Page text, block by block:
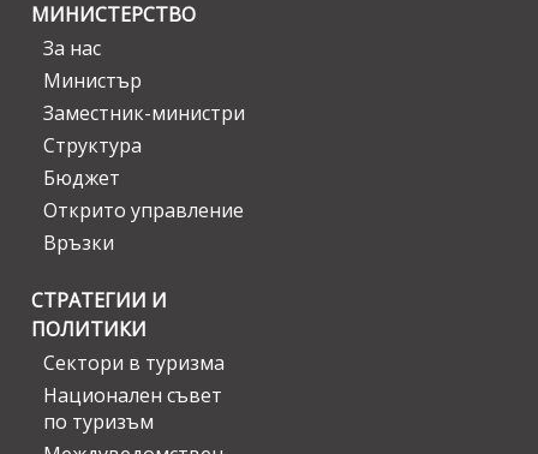
МИНИСТЕРСТВО
За нас
Министър
Заместник-министри
Структура
Бюджет
Открито управление
Връзки
СТРАТЕГИИ И
ПОЛИТИКИ
Сектори в туризма
Национален съвет
по туризъм